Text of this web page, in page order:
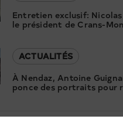
Entretien exclusif: Nicolas
le président de Crans-
répond aux questions de
ACTUALITÉS
À Nendaz, Antoine
ponce des portraits pour
le patrimoine